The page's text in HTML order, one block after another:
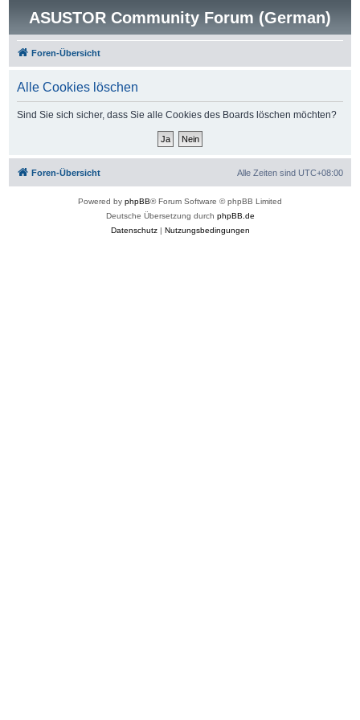
ASUSTOR Community Forum (German)
Foren-Übersicht
Alle Cookies löschen
Sind Sie sich sicher, dass Sie alle Cookies des Boards löschen möchten?
Foren-Übersicht Alle Zeiten sind UTC+08:00
Powered by phpBB® Forum Software © phpBB Limited
Deutsche Übersetzung durch phpBB.de
Datenschutz| Nutzungsbedingungen